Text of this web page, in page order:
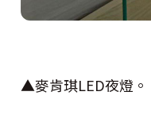
▲麥肯琪LED夜燈。